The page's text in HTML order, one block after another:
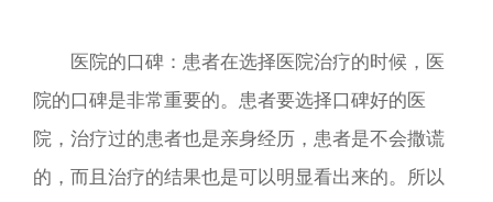
医院的口碑：患者在选择医院治疗的时候，医
院的口碑是非常重要的。患者要选择口碑好的医
院，治疗过的患者也是亲身经历，患者是不会撒谎
的，而且治疗的结果也是可以明显看出来的。所以